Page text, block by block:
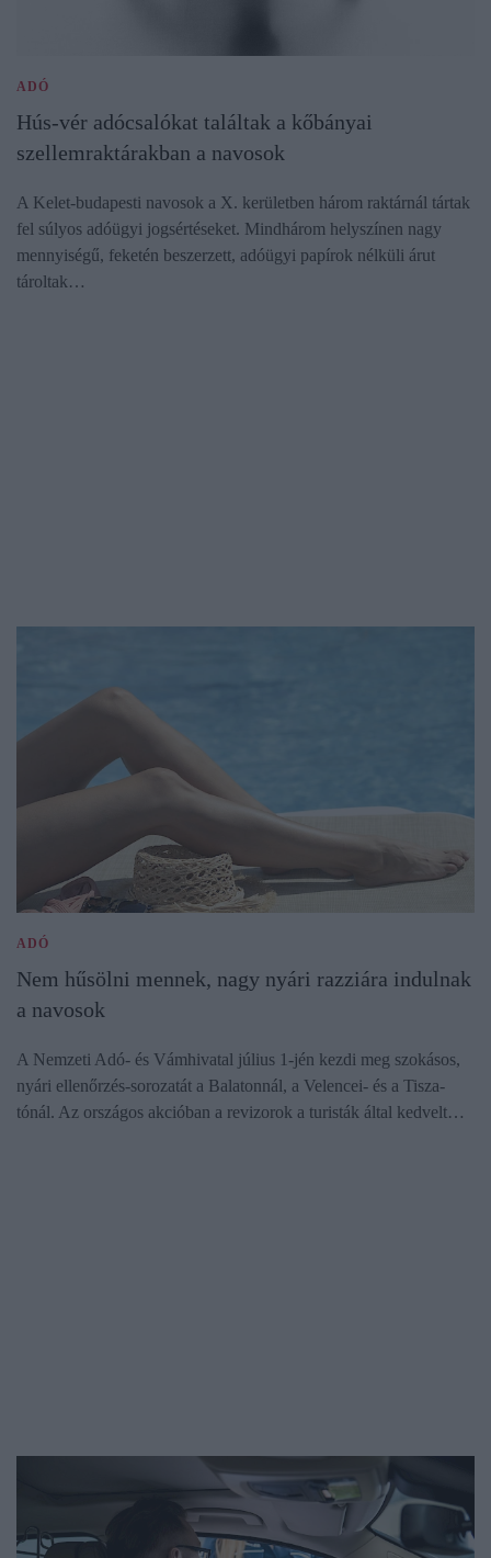
ADÓ
Hús-vér adócsalókat találtak a kőbányai
szellemraktárakban a navosok
A Kelet-budapesti navosok a X. kerületben három raktárnál tártak
fel súlyos adóügyi jogsértéseket. Mindhárom helyszínen nagy
mennyiségű, feketén beszerzett, adóügyi papírok nélküli árut
tároltak…
ADÓ
Nem hűsölni mennek, nagy nyári razziára indulnak
a navosok
A Nemzeti Adó- és Vámhivatal július 1-jén kezdi meg szokásos,
nyári ellenőrzés-sorozatát a Balatonnál, a Velencei- és a Tisza-
tónál. Az országos akcióban a revizorok a turisták által kedvelt…